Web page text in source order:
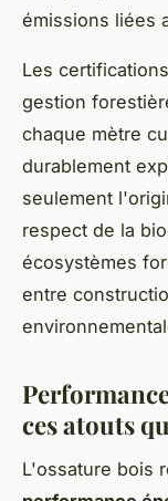
émissions liées
Les certifications
gestion
chaque mètre
durablement
seulement
respect de la
écosystèmes
entre
ces atouts
L'ossature bois